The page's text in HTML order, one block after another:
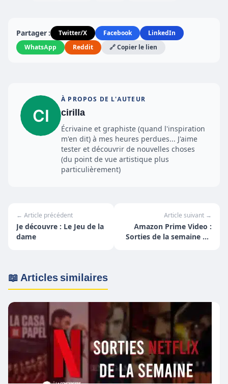
Partager : Twitter/X Facebook
LinkedIn
WhatsApp
Reddit 🔗 Copier le lien
À PROPOS DE L'AUTEUR
cirilla
Écrivaine et graphiste (quand l'inspiration
m'en dit) à mes heures perdues... J'aime
tester et découvrir de nouvelles choses
(du point de vue artistique plus
particulièrement)
← Article précédent
Je découvre : Le Jeu de la
dame
Article suivant →
Amazon Prime Video :
Sorties de la semaine du
📖 Articles similaires